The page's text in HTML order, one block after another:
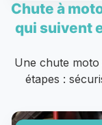
Chute à
qui suivent
Une chute moto
étapes :